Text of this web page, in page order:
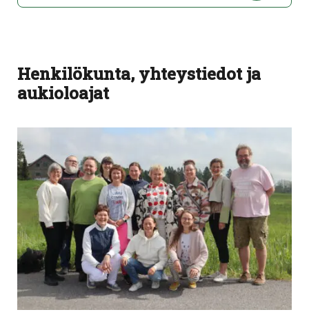
Henkilökunta, yhteystiedot ja
aukioloajat